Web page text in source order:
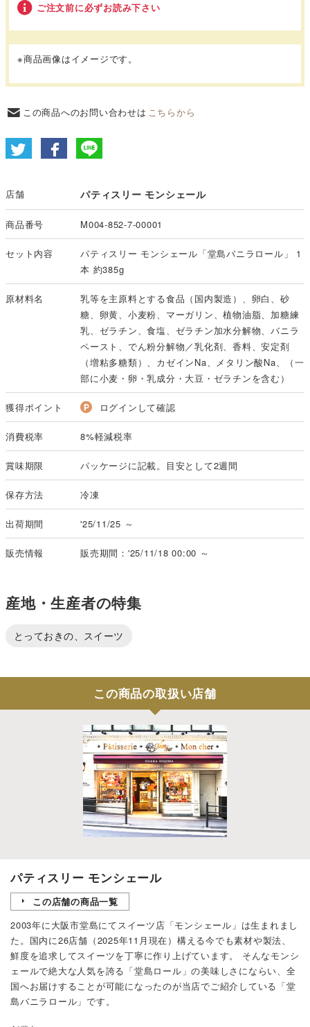
ご注文前に必ずお読み下さい
※商品画像はイメージです。
この商品へのお問い合わせは こちらから
店舗 パティスリー モンシェール
商品番号 M004-852-7-00001
セット内容
パティスリー モンシェール「堂島バニラロール」 1
本 約385g
原材料名
乳等を主原料とする食品（国内製造）、卵白、砂
糖、卵黄、小麦粉、マーガリン、植物油脂、加糖練
乳、ゼラチン、食塩、ゼラチン加水分解物、バニラ
ペースト、でん粉分解物／乳化剤、香料、安定剤
（増粘多糖類）、カゼインNa、メタリン酸Na、（一
部に小麦・卵・乳成分・大豆・ゼラチンを含む）
獲得ポイント ログインして確認
消費税率 8%軽減税率
賞味期限 パッケージに記載。目安として2週間
保存方法 冷凍
出荷期間 '25/11/25 ～
販売情報 販売期間：'25/11/18 00:00 ～
産地・生産者の特集
とっておきの、スイーツ
この商品の取扱い店舗
パティスリー モンシェール
この店舗の商品一覧
2003年に大阪市堂島にてスイーツ店「モンシェール」は生まれまし
た。国内に26店舗（2025年11月現在）構える今でも素材や製法、
鮮度を追求してスイーツを丁寧に作り上げています。 そんなモンシ
ェールで絶大な人気を誇る「堂島ロール」の美味しさにならい、全
国へお届けすることが可能になったのが当店でご紹介している「堂
島バニラロール」です。